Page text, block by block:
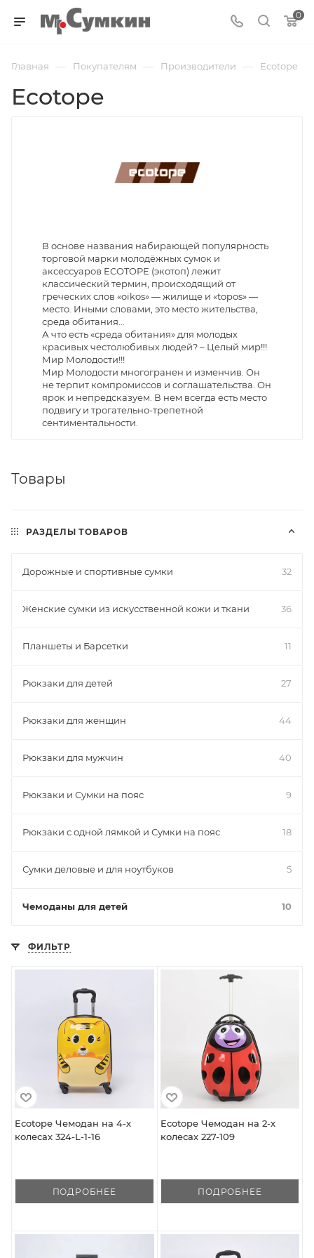
0
Главная — Покупателям — Производители — Ecotope
Ecotope
В основе названия набирающей популярность
торговой марки молодёжных сумок и
аксессуаров ECOTOPE (экотоп) лежит
классический термин, происходящий от
греческих слов «oikos» — жилище и «topos» —
место. Иными словами, это место жительства,
среда обитания…
А что есть «среда обитания» для молодых
красивых честолюбивых людей? – Целый мир!!!
Мир Молодости!!!
Мир Молодости многогранен и изменчив. Он
не терпит компромиссов и соглашательства. Он
ярок и непредсказуем. В нем всегда есть место
подвигу и трогательно-трепетной
сентиментальности.
Товары
РАЗДЕЛЫ ТОВАРОВ
Дорожные и спортивные сумки 32
Женские сумки из искусственной кожи и ткани 36
Планшеты и Барсетки 11
Рюкзаки для детей 27
Рюкзаки для женщин 44
Рюкзаки для мужчин 40
Рюкзаки и Сумки на пояс 9
Рюкзаки с одной лямкой и Сумки на пояс 18
Сумки деловые и для ноутбуков 5
Чемоданы для детей 10
ФИЛЬТР
Ecotope Чемодан на 4-х
колесах 324-L-1-16
ПОДРОБНЕЕ
Ecotope Чемодан на 2-х
колесах 227-109
ПОДРОБНЕЕ